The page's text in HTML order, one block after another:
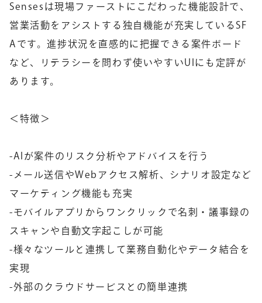
Sensesは現場ファーストにこだわった機能設計で、
営業活動をアシストする独自機能が充実しているSF
Aです。進捗状況を直感的に把握できる案件ボード
など、リテラシーを問わず使いやすいUIにも定評が
あります。
＜特徴＞
-AIが案件のリスク分析やアドバイスを行う
-メール送信やWebアクセス解析、シナリオ設定など
マーケティング機能も充実
-モバイルアプリからワンクリックで名刺・議事録の
スキャンや自動文字起こしが可能
-様々なツールと連携して業務自動化やデータ結合を
実現
-外部のクラウドサービスとの簡単連携